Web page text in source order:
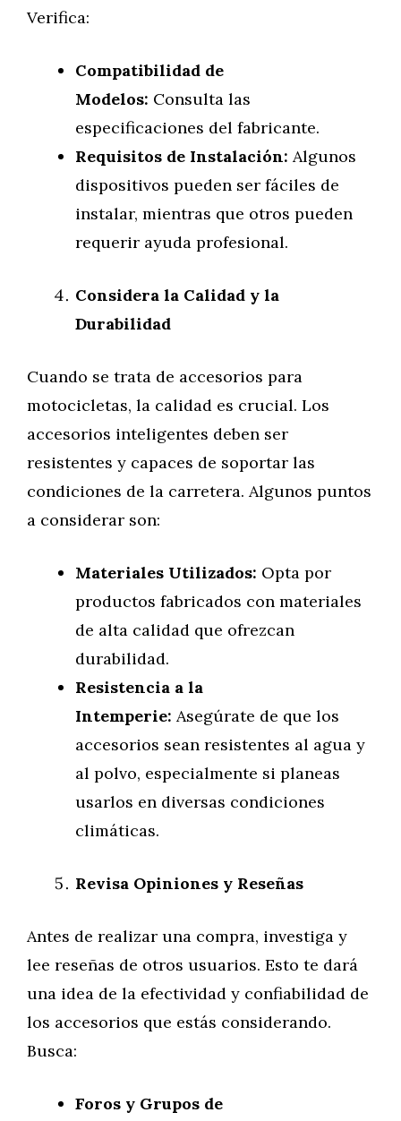
Verifica:
Compatibilidad de
Modelos: Consulta las
especificaciones del fabricante.
Requisitos de Instalación: Algunos
dispositivos pueden ser fáciles de
instalar, mientras que otros pueden
requerir ayuda profesional.
Considera la Calidad y la
Durabilidad
Cuando se trata de accesorios para
motocicletas, la calidad es crucial. Los
accesorios inteligentes deben ser
resistentes y capaces de soportar las
condiciones de la carretera. Algunos puntos
a considerar son:
Materiales Utilizados: Opta por
productos fabricados con materiales
de alta calidad que ofrezcan
durabilidad.
Resistencia a la
Intemperie: Asegúrate de que los
accesorios sean resistentes al agua y
al polvo, especialmente si planeas
usarlos en diversas condiciones
climáticas.
Revisa Opiniones y Reseñas
Antes de realizar una compra, investiga y
lee reseñas de otros usuarios. Esto te dará
una idea de la efectividad y confiabilidad de
los accesorios que estás considerando.
Busca:
Foros y Grupos de